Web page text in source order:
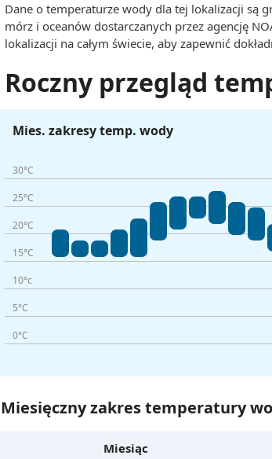
Dane o temperaturze wody dla tej lokalizacji są
mórz i oceanów dostarczanych przez agencję
lokalizacji na całym świecie, aby zapewnić
Roczny przegląd
Mies. zakresy temp. wody
30°C
25°C
20°C
15°C
10°c
5°C
0°C
Miesięczny zakres temperatury
Miesiąc